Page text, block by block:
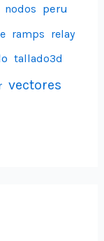
nodos peru
ramps relay
tallado3d
vectores